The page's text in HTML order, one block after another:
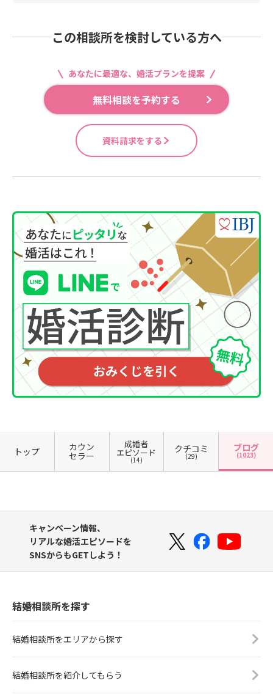
この相談所を検討している方へ
あなたに最適な、婚活プランを提案
無料相談を予約する
資料請求をする
トップ カウン
セラー
成婚者
エピソード
(14)
クチコミ
(29)
ブログ
(1023)
キャンペーン情報、
リアルな婚活エピソードを
SNSからもGETしよう！
結婚相談所を探す
結婚相談所をエリアから探す
結婚相談所を紹介してもらう